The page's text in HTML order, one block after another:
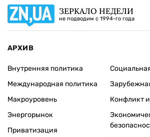
ЗЕРКАЛО НЕДЕЛИ
не подводим с 1994-го года
АРХИВ
Внутренняя политика
Международная политика
Макроуровень
Энергорынок
Приватизация
Конфликт